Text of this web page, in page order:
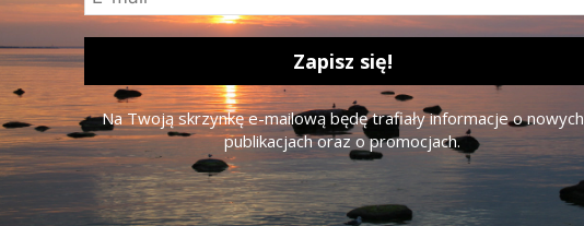
Archiwum Specjalne)
Na Twoją skrzynkę e-mailową będę trafiały informacje o nowych
publikacjach oraz o promocjach.